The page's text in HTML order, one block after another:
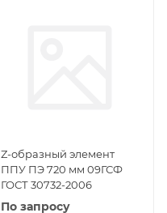
Z-образный элемент
ППУ ПЭ 720 мм 09ГСФ
ГОСТ 30732-2006
По запросу